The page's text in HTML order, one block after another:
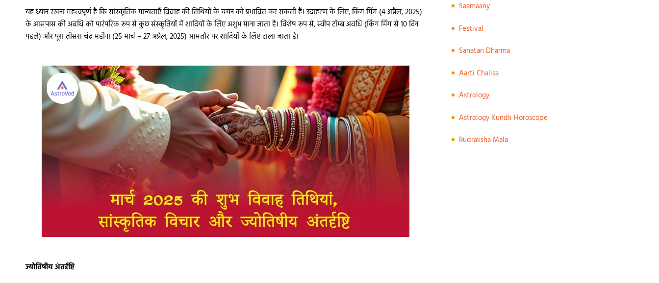
यह ध्यान रखना महत्वपूर्ण है कि सांस्कृतिक मान्यताएँ विवाह की तिथियों के चयन को प्रभावित कर सकती हैं। उदाहरण के लिए, किंग मिंग (4 अप्रैल, 2025)
के आसपास की अवधि को पारंपरिक रूप से कुछ संस्कृतियों में शादियों के लिए अशुभ माना जाता है। विशेष रूप से, स्वीप टॉम्ब अवधि (किंग मिंग से 10 दिन
पहले) और पूरा तीसरा चंद्र महीना (25 मार्च – 27 अप्रैल, 2025) आमतौर पर शादियों के लिए टाला जाता है।
ज्योतिषीय अंतर्दृष्टि
Saamaany
Festival
Sanatan Dharma
Aarti Chalisa
Astrology
Astrology Kundli Horoscope
Rudraksha Mala